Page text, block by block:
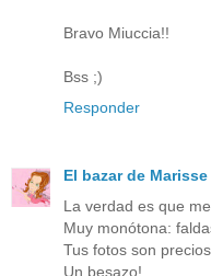
Bravo Miuccia!!
Bss ;)
Responder
El bazar de Marisse
La verdad es que
Muy monótona:
Tus fotos son
Un besazo!